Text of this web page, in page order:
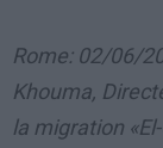
Rome: 02/06/
Khouma,
la migration